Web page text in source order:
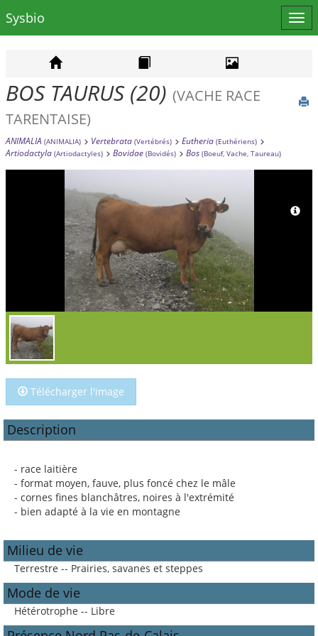
le
Sysbio
BOS TAURUS (20) (VACHE RACE
TARENTAISE)
ANIMALIA (ANIMALIA) Vertebrata (Vertébrés) Eutheria (Euthériens)
Artiodactyla (Artiodactyles) Bovidae (Bovidés) Bos (Boeuf, Vache, Taureau)
Télécharger l'image
Description
- race laitière
- format moyen, fauve, plus foncé chez le mâle
- cornes fines blanchâtres, noires à l'extrémité
- bien adapté à la vie en montagne
Milieu de vie
Terrestre -- Prairies, savanes et steppes
Mode de vie
Hétérotrophe -- Libre